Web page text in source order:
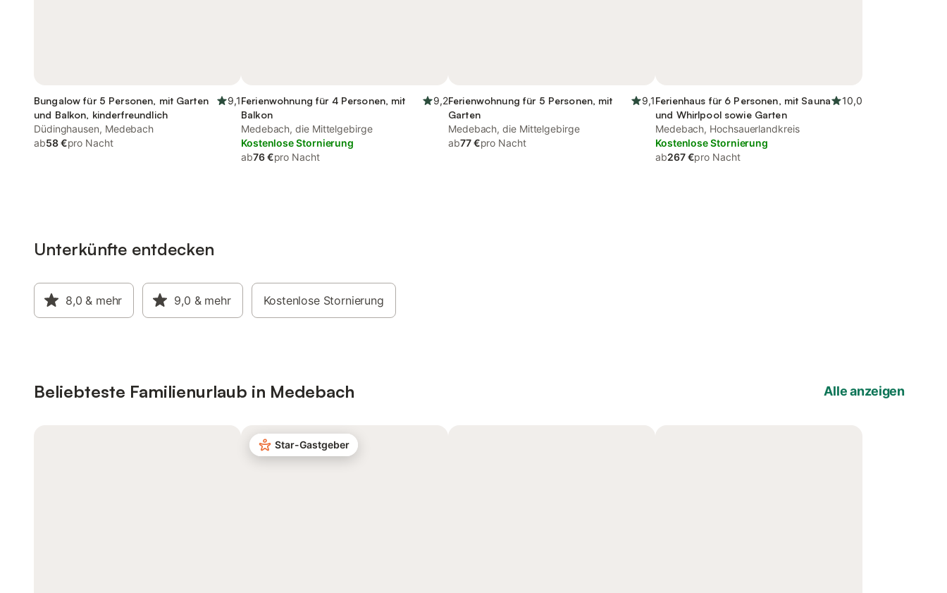
Bungalow für 5 Personen, mit Garten
und Balkon, kinderfreundlich
9,1
Düdinghausen, Medebach
ab58 €pro Nacht
Ferienwohnung für 4 Personen, mit
Balkon
9,2
Medebach, die Mittelgebirge
Kostenlose Stornierung
ab76 €pro Nacht
Ferienwohnung für 5 Personen, mit
Garten
9,1
Medebach, die Mittelgebirge
ab77 €pro Nacht
Ferienhaus für 6 Personen, mit Sauna
und Whirlpool sowie Garten
10,0
Medebach, Hochsauerlandkreis
Kostenlose Stornierung
ab267 €pro Nacht
Unterkünfte entdecken
8,0 & mehr 9,0 & mehr Kostenlose Stornierung
Beliebteste Familienurlaub in Medebach Alle anzeigen
Star-Gastgeber